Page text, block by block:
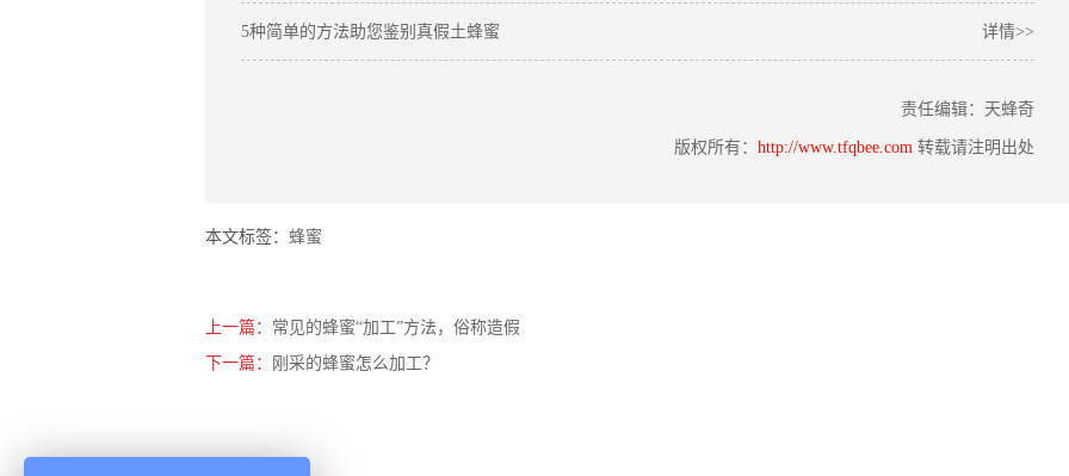
详情>>
5种简单的方法助您鉴别真假土蜂蜜
责任编辑：天蜂奇
版权所有： http://www.tfqbee.com 转载请注明出处
本文标签： 蜂蜜
上一篇： 常见的蜂蜜“加工”方法，俗称造假
下一篇：
刚采的蜂蜜怎么加工？